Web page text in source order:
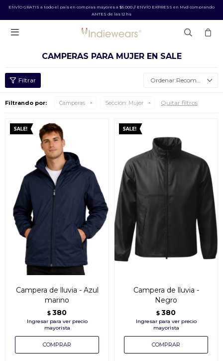
ENVÍO GRATIS a todo el país en compras mayores a $5.000 // ENVÍO EXPRESS en Mvd comprando
ANTES de las 12 hs

CAMPERAS PARA MUJER EN SALE
Recomendados
Filtrando por: Camperas Sección: Mujer Quitar filtros
Campera de lluvia - Azul
marino
$ 380
Campera de lluvia -
Negro
$ 380